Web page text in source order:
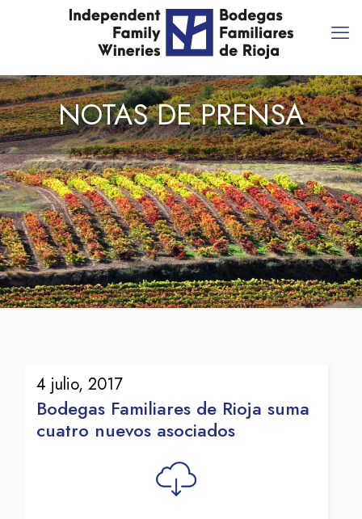
NOTAS DE PRENSA
4 julio, 2017
Bodegas Familiares de Rioja suma
cuatro nuevos asociados